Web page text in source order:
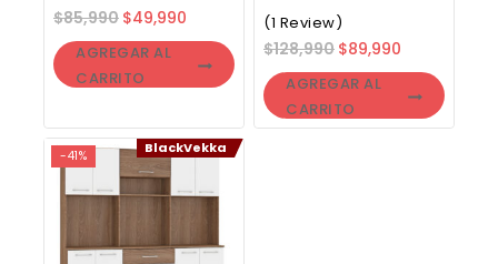
$85,990 $49,990
AGREGAR AL
CARRITO
(1 Review)
$128,990 $89,990
AGREGAR AL
CARRITO
-41% BlackVekka